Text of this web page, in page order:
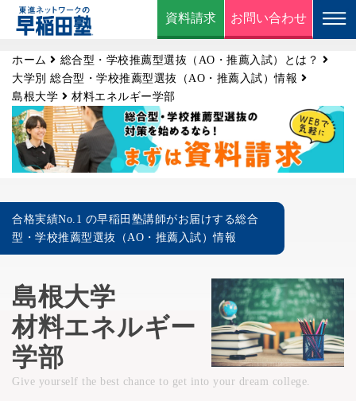
資料請求 お問い合わせ
ホーム
総合型・学校推薦型選抜（AO・推薦入試）とは？
大学別 総合型・学校推薦型選抜（AO・推薦入試）情報
島根大学
材料エネルギー学部
合格実績No.1 の早稲田塾講師がお届けする総合
型・学校推薦型選抜（AO・推薦入試）情報
島根大学
材料エネルギー
学部
Give yourself the best chance to get into your dream college.